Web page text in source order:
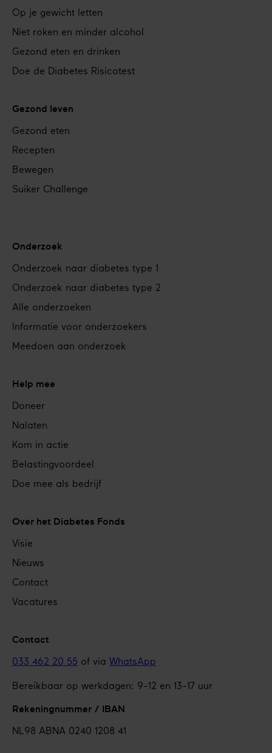
Op je gewicht letten
Niet roken en minder alcohol
Gezond eten en drinken
Doe de Diabetes Risicotest
Gezond leven
Gezond eten
Recepten
Bewegen
Suiker Challenge
Onderzoek
Onderzoek naar diabetes type 1
Onderzoek naar diabetes type 2
Alle onderzoeken
Informatie voor onderzoekers
Meedoen aan onderzoek
Help mee
Doneer
Nalaten
Kom in actie
Belastingvoordeel
Doe mee als bedrijf
Over het Diabetes Fonds
Visie
Nieuws
Contact
Vacatures
Contact
033 462 20 55 of via WhatsApp
Bereikbaar op werkdagen: 9-12 en 13-17 uur
Rekeningnummer / IBAN
NL98 ABNA 0240 1208 41